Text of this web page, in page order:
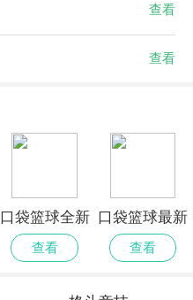
查看
查看
口袋篮球全新
版
查看
口袋篮球最新
正版
查看